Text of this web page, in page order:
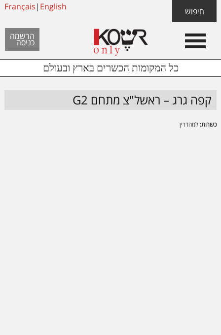
כל המקומות הכשרים בארץ ובעולם
Skip
links
content
footer
הרשמה
כניסה
Français| English חיפוש
Header
Left
קפה גרג – ראשל"צ מתחם G2
כשרות: למהדרין